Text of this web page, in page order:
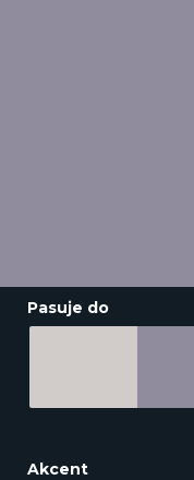
Pasuje do
Akcent